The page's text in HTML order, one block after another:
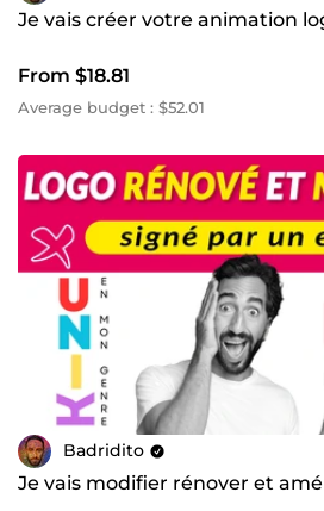
Je vais créer votre animation
From $18.81
Average budget : $52.01
Badridito
Je vais modifier rénover et